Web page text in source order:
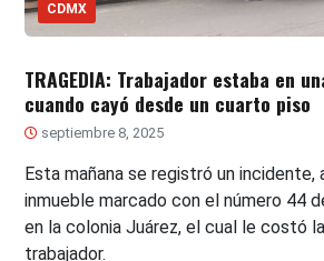
CDMX
TRAGEDIA: Trabajador estaba en
cuando cayó desde un cuarto piso
septiembre 8, 2025
Esta mañana se registró un incidente,
inmueble marcado con el número 44
en la colonia Juárez, el cual le costó
trabajador.